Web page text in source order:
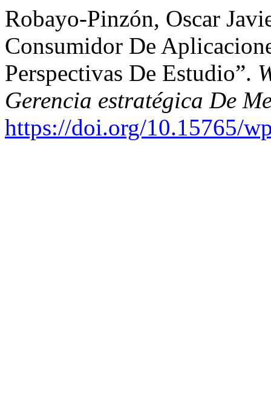
Robayo-Pinzón, Oscar
Consumidor De
Perspectivas De Estudio”.
Gerencia estratégica De
https://doi.org/10.15765/